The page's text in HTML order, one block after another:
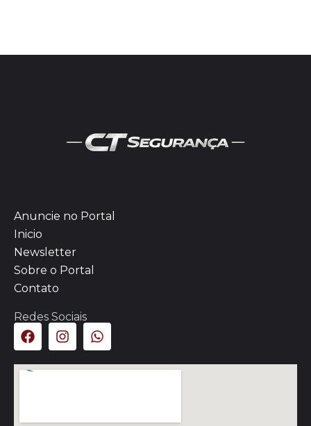
Anuncie no Portal
Inicio
Newsletter
Sobre o Portal
Contato
Redes Sociais